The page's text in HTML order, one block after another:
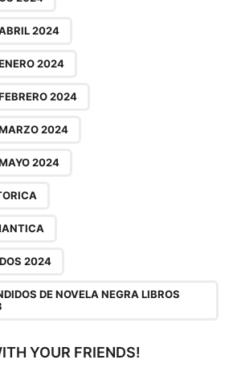
2024
2024
2024
2024
2024
2024
DE NOVELA NEGRA LIBROS
YOUR FRIENDS!